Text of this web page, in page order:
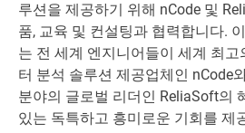
루션을 제공하기 위해 nCode 및
품, 교육 및 컨설팅과 협력합니다.
는 전 세계 엔지니어들이 세계 최고
터 분석 솔루션 제공업체인 nCode
분야의 글로벌 리더인 ReliaSoft의
있는 독특하고 흥미로운 기회를 제